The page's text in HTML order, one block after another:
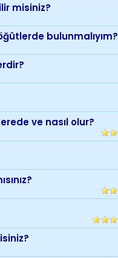
misiniz?
bulunmalıyım?
ve nasıl olur?